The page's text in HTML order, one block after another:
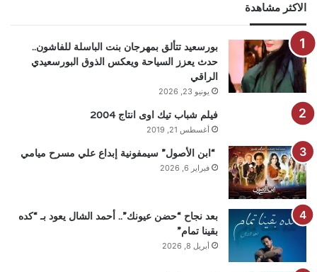
الاكثر مشاهدة
بورسعيد تتألق بمهرجان بنت الباسلة للفاشون..
حدث يعزز السياحة ويعكس الذوق البورسعيدي
الراقي
يونيو 23, 2026
فيلم شباب تيك اوى انتاج 2004
أغسطس 21, 2019
“ابن الأصول” سيمفونية إبداع علي مسرح ميامي
فبراير 6, 2026
بعد نجاح “حضن عيونك”.. أحمد الشال يعود بـ “كده
بقينا تمام”
أبريل 8, 2026